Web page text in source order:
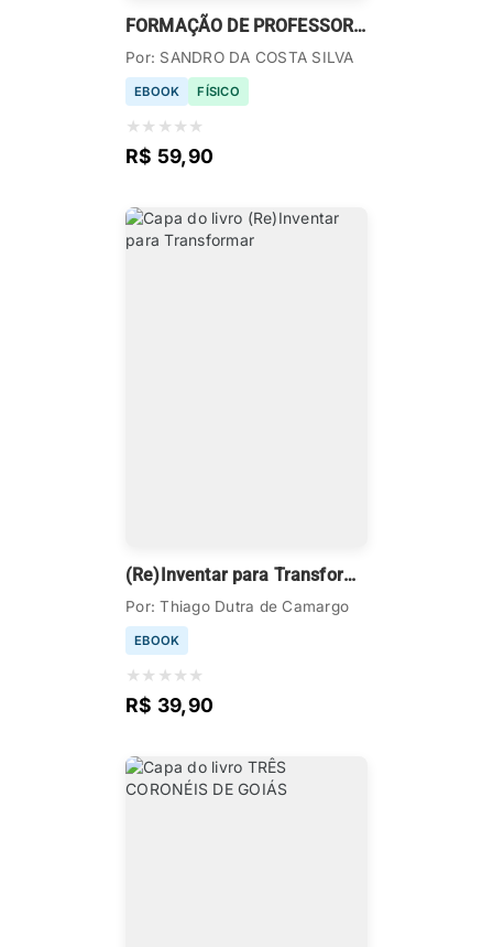
FORMAÇÃO DE PROFESSORES PARA A EDUCAÇÃO PROFISSIONAL
Por: SANDRO DA COSTA SILVA
EBOOK FÍSICO
★ ★ ★ ★ ★
R$ 59,90
(Re)Inventar para Transformar
Por: Thiago Dutra de Camargo
EBOOK
★ ★ ★ ★ ★
R$ 39,90